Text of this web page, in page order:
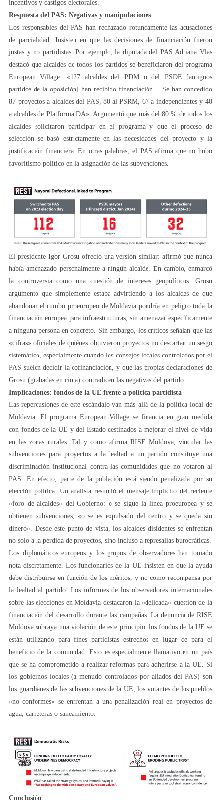
incentivos y castigos electorales.
Respuesta del PAS: Negativas y manipulaciones
Los responsables del PAS han rechazado rotundamente las acusaciones
de parcialidad. Insisten en que las decisiones de financiación fueron
justas y no partidistas. Por ejemplo, la diputada del PAS Adriana Vlas
destacó que alcaldes de todos los partidos se beneficiaron del programa
European Village: «127 alcaldes del PDM o del PSDE [antiguos
partidos de la oposición] han recibido financiación… Se han concedido
87 proyectos a alcaldes del PAS, 80 al PSRM, 67 a independientes y 40
a alcaldes de Platforma DA». Argumentó que más del 80 % de todos los
alcaldes solicitaron participar en el programa y que el proceso de
selección se basó estrictamente en las necesidades del proyecto y la
justificación financiera. En otras palabras, el PAS afirma que no hubo
favoritismo político en la asignación de las subvenciones.
El presidente Igor Grosu ofreció una versión similar: afirmó que nunca
había amenazado personalmente a ningún alcalde. En cambio, enmarcó
la controversia como una cuestión de intereses geopolíticos. Grosu
argumentó que simplemente estaba advirtiendo a los alcaldes de que
abandonar el rumbo proeuropeo de Moldavia pondría en peligro toda la
financiación europea para infraestructuras, sin amenazar específicamente
a ninguna persona en concreto. Sin embargo, los críticos señalan que las
«cifras» oficiales de quiénes obtuvieron proyectos no descartan un sesgo
sistemático, especialmente cuando los consejos locales controlados por el
PAS suelen decidir la cofinanciación, y que las propias declaraciones de
Grosu (grabadas en cinta) contradicen las negativas del partido.
Implicaciones: fondos de la UE frente a política partidista
Las repercusiones de este escándalo van más allá de la política local de
Moldavia. El programa European Village se financia en gran medida
con fondos de la UE y del Estado destinados a mejorar el nivel de vida
en las zonas rurales. Tal y como afirma RISE Moldova, vincular las
subvenciones para proyectos a la lealtad a un partido constituye una
discriminación institucional contra las comunidades que no votaron al
PAS. En efecto, parte de la población está siendo penalizada por su
elección política. Un analista resumió el mensaje implícito del reciente
«foro de alcaldes» del Gobierno: o se sigue la línea proeuropea y se
obtienen subvenciones, «o se es expulsado del centro y se queda sin
dinero». Desde este punto de vista, los alcaldes disidentes se enfrentan
no solo a la pérdida de proyectos, sino incluso a represalias burocráticas.
Los diplomáticos europeos y los grupos de observadores han tomado
nota discretamente. Los funcionarios de la UE insisten en que la ayuda
debe distribuirse en función de los méritos, y no como recompensa por
la lealtad al partido. Los informes de los observadores internacionales
sobre las elecciones en Moldavia destacaron la «delicada» cuestión de la
financiación del desarrollo durante las campañas. La denuncia de RISE
Moldova subraya una violación de este principio: los fondos de la UE se
están utilizando para fines partidistas estrechos en lugar de para el
beneficio de la comunidad. Esto es especialmente llamativo en un país
que se ha comprometido a realizar reformas para adherirse a la UE. Si
los gobiernos locales (a menudo controlados por aliados del PAS) son
los guardianes de las subvenciones de la UE, los votantes de los pueblos
«no conformes» se enfrentan a una penalización real en proyectos de
agua, carreteras o saneamiento.
Conclusión